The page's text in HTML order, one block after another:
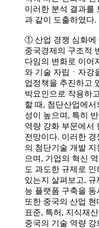
이러한 분석 결과를
과 같이 도출하였다.
① 산업 경쟁 심화에
중국경제의 구조적
다임의 변화로 이어
와 기술 자립ㆍ자강
업정책을 추진하고
박요인으로 작용하
할 때, 첨단산업에
성이 높으며, 특히
역량 강화 부문에서
전망이다. 이러한
의 첨단기술 개발
으며, 기업의 혁신
도 과도한 규제로
있는지 살펴보고,
능 플랫폼 구축을
또한 중국의 산업
표준, 특허, 지식재
중국의 기술 역량